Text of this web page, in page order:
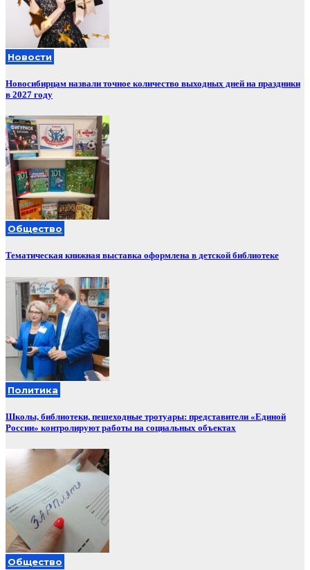
Новости
Новосибирцам назвали точное количество выходных дней на праздники
в 2027 году
Общество
Тематическая книжная выставка оформлена в детской библиотеке
Политика
Школы, библиотеки, пешеходные тротуары: представители «Единой
России» контролируют работы на социальных объектах
Общество